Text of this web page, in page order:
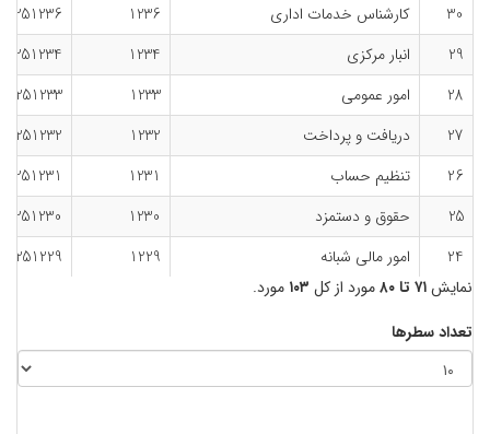
30
کارشناس خدمات اداری 1236
29
انبار مرکزی 1234
28
امور عمومی 1233
27
دریافت و پرداخت 1232
26
تنظیم حساب 1231
25
حقوق و دستمزد 1230
24
امور مالی شبانه 1229
نمایش۷۱ تا ۸۰ مورد از کل ۱۰۳ مورد.
تعداد سطرها